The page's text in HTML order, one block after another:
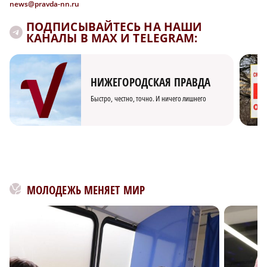
news@pravda-nn.ru
ПОДПИСЫВАЙТЕСЬ НА НАШИ
КАНАЛЫ В MAX И TELEGRAM:
НИЖЕГОРОДСКАЯ ПРАВДА
Быстро, честно, точно. И ничего лишнего
МОЛОДЕЖЬ МЕНЯЕТ МИР